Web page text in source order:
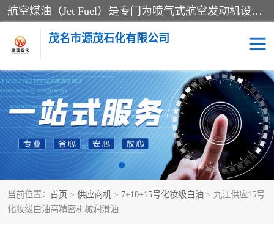
航空煤油（Jet Fuel）是专门为喷气式航空发动机设计的高纯度燃料，主要分为Jet A、Jet A-1和Jet B等类型。其特点是闪点高、低温流动性好，并添加了抗静电剂和抗氧化剂以确保飞行安全。航空煤油需
茂名市源茂石化有限公司
当前位置： 首页 > 供应商机 > 7+10+15号化妆级白油 > 九江供应15号
化妆级白油高精密机械润滑油
RP3航空煤油 D20+D30溶剂油
D40+D60溶剂油 D80+D100溶剂油
6号+120号溶剂油 260号溶剂油
异构烷烃 天然乳胶